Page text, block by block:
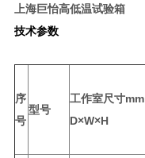
上海巨怡高低温试验箱
技术参数
序
号
型号
工作室尺寸mm
D×W×H